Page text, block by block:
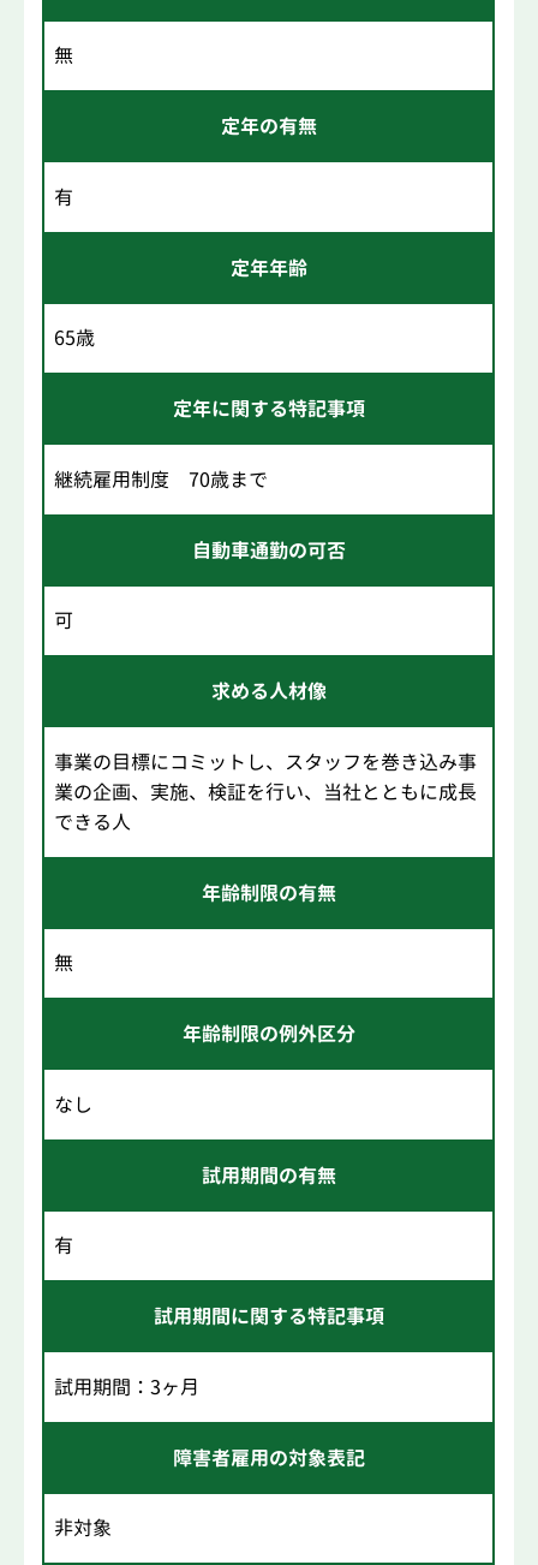
無
定年の有無
有
定年年齢
65歳
定年に関する特記事項
継続雇用制度 70歳まで
自動車通勤の可否
可
求める人材像
事業の目標にコミットし、スタッフを巻き込み事
業の企画、実施、検証を行い、当社とともに成長
できる人
年齢制限の有無
無
年齢制限の例外区分
なし
試用期間の有無
有
試用期間に関する特記事項
試用期間：3ヶ月
障害者雇用の対象表記
非対象